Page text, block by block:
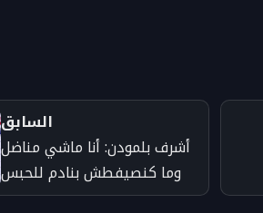
السابق
أشرف بلمودن: أنا ماشي مناضل
وما كنصيفطش بنادم للحبس
وها شنو درت فقضية إسكوبار